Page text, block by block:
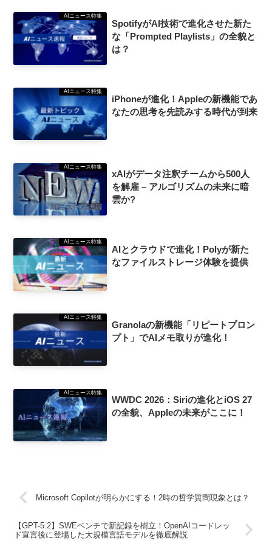
AIニュース特集
SpotifyがAI技術で進化させた新た
な「Prompted Playlists」の全貌と
は？
AIニュース特集
iPhoneが進化！Appleの新機能であ
なたの思考を先読みする時代が到来
AIニュース特集
xAIがデータ注釈チームから500人
を解雇 – アルゴリズムの未来に暗
雲か?
AIニュース特集
AIとクラウドで進化！Polyが新た
なファイルストレージ体験を提供
AIニュース特集
Granolaの新機能「リピートプロン
プト」でAIメモ取りが進化！
AIニュース特集
WWDC 2026：Siriの進化とiOS 27
の全貌、Appleの未来がここに！
Microsoft Copilotが明らかにする！2時の哲学質問現象とは？
【GPT-5.2】SWEベンチで新記録を樹立！OpenAIコードレッ
ド宣言後に登場した大規模言語モデルを徹底解説